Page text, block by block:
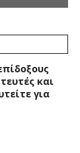
και
για